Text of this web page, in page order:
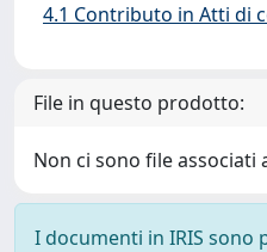
4.1 Contributo in Atti di
File in questo prodotto:
Non ci sono file
I documenti in IRIS